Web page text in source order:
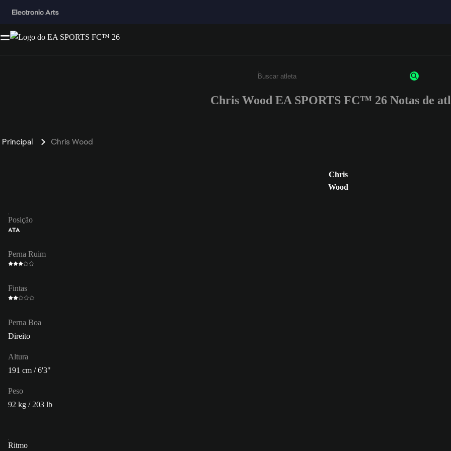
Insira pelo menos 3 caracteres ou números
Chris Wood EA SPORTS FC™ 26 Notas de
Principal Chris Wood
Chris
Wood
Posição
ATA
Perna Ruim
Fintas
Perna Boa
Direito
Altura
191 cm / 6'3"
Peso
92 kg / 203 lb
Ritmo